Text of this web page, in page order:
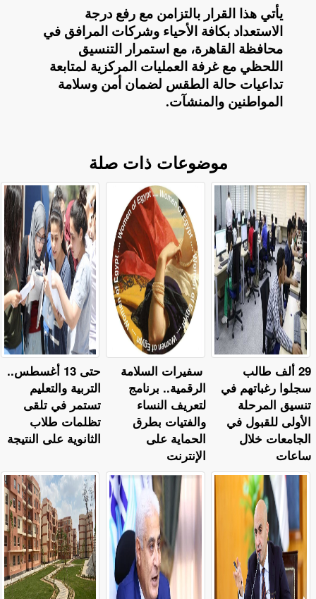
​يأتي هذا القرار بالتزامن مع رفع درجة
الاستعداد بكافة الأحياء وشركات المرافق في
محافظة القاهرة، مع استمرار التنسيق
اللحظي مع غرفة العمليات المركزية لمتابعة
تداعيات حالة الطقس لضمان أمن وسلامة
المواطنين والمنشآت.
موضوعات ذات صلة
حتى 13 أغسطس..
التربية والتعليم
تستمر في تلقى
تظلمات طلاب
الثانوية على النتيجة
سفيرات السلامة
الرقمية.. برنامج
لتعريف النساء
والفتيات بطرق
الحماية على
الإنترنت
29 ألف طالب
سجلوا رغباتهم في
تنسيق المرحلة
الأولى للقبول في
الجامعات خلال
ساعات